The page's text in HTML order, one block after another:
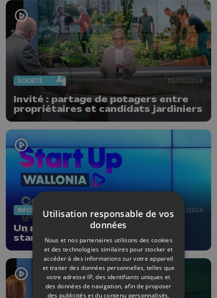
SOCIÉTÉ 05/03/2026
Invité : partage de potagers entre
propriétaires et candidats jardiniers
INFOS 27/02/2026
Un nouveau programme pour les
start-up wallonnes
Utilisation responsable de vos
données
Nous et nos partenaires utilisons des cookies
et des technologies similaires pour stocker et
accéder à des informations sur votre appareil
et traiter des données personnelles, telles que
votre adresse IP, des identifiants uniques et
des données de navigation, afin de proposer
des publicités et du contenu personnalisés,